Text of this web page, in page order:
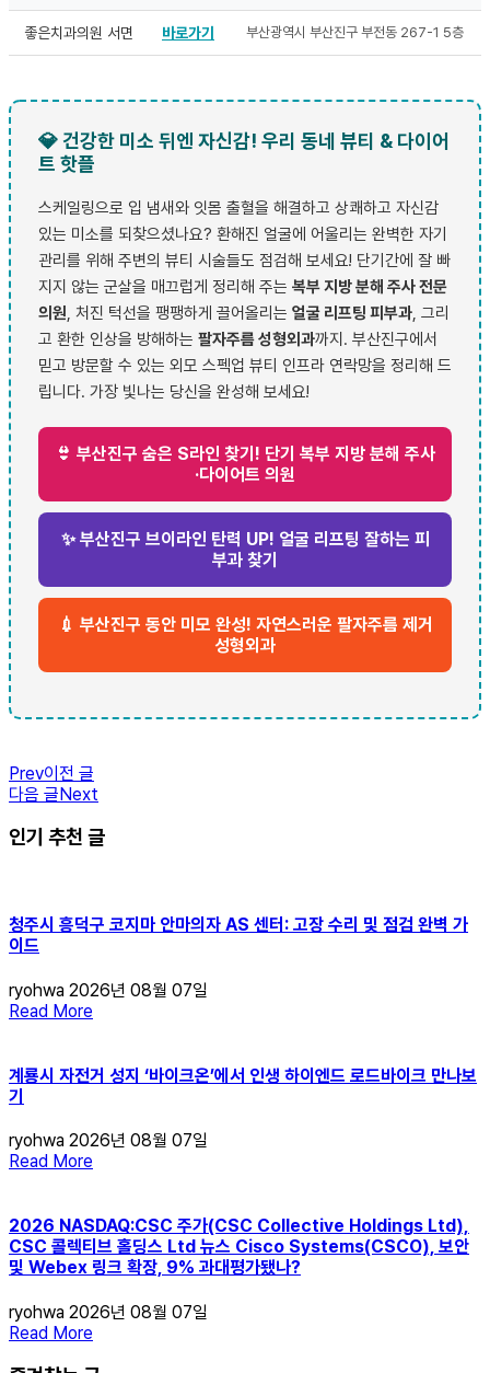
좋은치과의원 서면 바로가기 부산광역시 부산진구 부전동 267-1 5층
💎 건강한 미소 뒤엔 자신감! 우리 동네 뷰티 & 다이어
트 핫플
스케일링으로 입 냄새와 잇몸 출혈을 해결하고 상쾌하고 자신감
있는 미소를 되찾으셨나요? 환해진 얼굴에 어울리는 완벽한 자기
관리를 위해 주변의 뷰티 시술들도 점검해 보세요! 단기간에 잘 빠
지지 않는 군살을 매끄럽게 정리해 주는 복부 지방 분해 주사 전문
의원 , 처진 턱선을 팽팽하게 끌어올리는 얼굴 리프팅 피부과 , 그리
고 환한 인상을 방해하는 팔자주름 성형외과까지. 부산진구에서
믿고 방문할 수 있는 외모 스펙업 뷰티 인프라 연락망을 정리해 드
립니다. 가장 빛나는 당신을 완성해 보세요!
👙 부산진구 숨은 S라인 찾기! 단기 복부 지방 분해 주사
·다이어트 의원
✨ 부산진구 브이라인 탄력 UP! 얼굴 리프팅 잘하는 피
부과 찾기
💉 부산진구 동안 미모 완성! 자연스러운 팔자주름 제거
성형외과
Prev이전 글
다음 글Next
인기 추천 글
청주시 흥덕구 코지마 안마의자 AS 센터: 고장 수리 및 점검 완벽 가
이드
ryohwa 2026년 08월 07일
Read More
계룡시 자전거 성지 ‘바이크온’에서 인생 하이엔드 로드바이크 만나보
기
ryohwa 2026년 08월 07일
Read More
2026 NASDAQ:CSC 주가(CSC Collective Holdings Ltd),
CSC 콜렉티브 홀딩스 Ltd 뉴스 Cisco Systems(CSCO), 보안
및 Webex 링크 확장, 9% 과대평가됐나?
ryohwa 2026년 08월 07일
Read More